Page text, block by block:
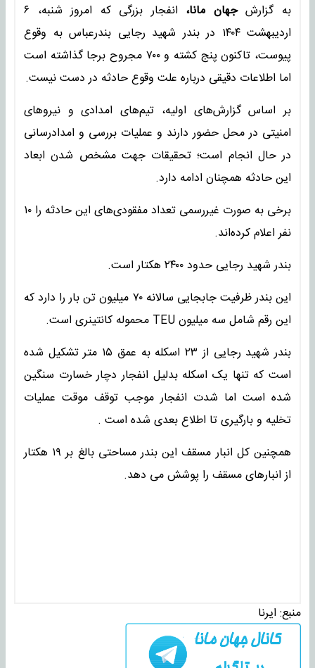
به گزارشجهان مانا،
انفجار بزرگی که امروز شنبه، ۶
اردیبهشت ۱۴۰۴ در بندر شهید رجایی بندرعباس به وقوع
پیوست، تاکنون پنج کشته و ۷۰۰ مجروح برجا گذاشته است
اما اطلاعات دقیقی درباره علت وقوع حادثه در دست نیست.
بر اساس گزارش‌های اولیه، تیم‌های امدادی و نیروهای
امنیتی در محل حضور دارند و عملیات بررسی و امدادرسانی
در حال انجام است؛ تحقیقات جهت مشخص شدن ابعاد
این حادثه همچنان ادامه دارد.
برخی به صورت غیررسمی تعداد مفقودی‌های این حادثه را ۱۰
نفر اعلام کرده‌اند.
بندر شهید رجایی حدود ۲۴۰۰ هکتار است.
این بندر ظرفیت جابجایی سالانه ۷۰ میلیون تن بار را دارد که
این رقم شامل سه میلیون TEU محموله کانتینری است.
بندر شهید رجایی از ۲۳ اسکله به عمق ۱۵ متر تشکیل شده
است که تنها یک اسکله بدلیل انفجار دچار خسارت سنگین
شده است اما شدت انفجار موجب توقف موقت عملیات
تخلیه و بارگیری تا اطلاع بعدی شده است .
همچنین کل انبار مسقف این بندر مساحتی بالغ بر ۱۹ هکتار
از انبارهای مسقف را پوشش می دهد.
منبع: ایرنا